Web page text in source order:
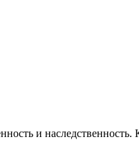
и наследственность.